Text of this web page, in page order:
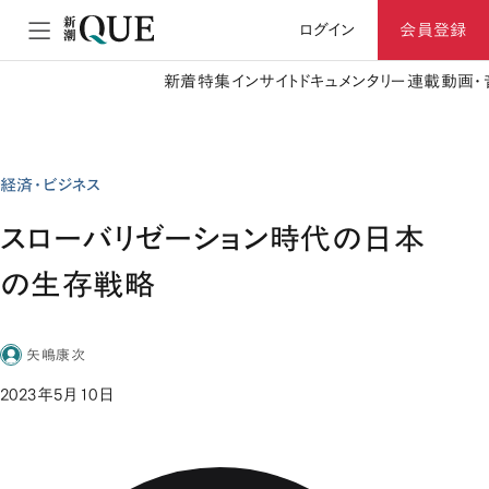
ログイン 会員登録
新着特集 インサイト ドキュメンタリー 連載動画
経済・ビジネス
スローバリゼーション時代の日本
の生存戦略
矢嶋康次
2023年5月10日